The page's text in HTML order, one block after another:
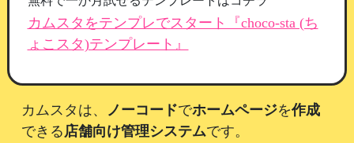
カムスタをテンプレでスタート『choco-sta (ち
ょこスタ)テンプレート』
カムスタは、 ノーコードでホームページを作成
できる店舗向け管理システムです。